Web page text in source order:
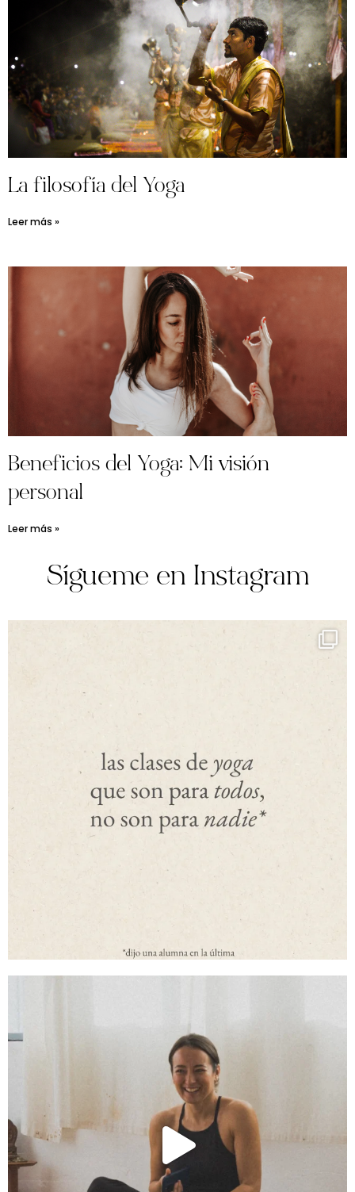
La filosofía del Yoga
Leer más »
Beneficios del Yoga: Mi visión
personal
Leer más »
Sígueme en Instagram